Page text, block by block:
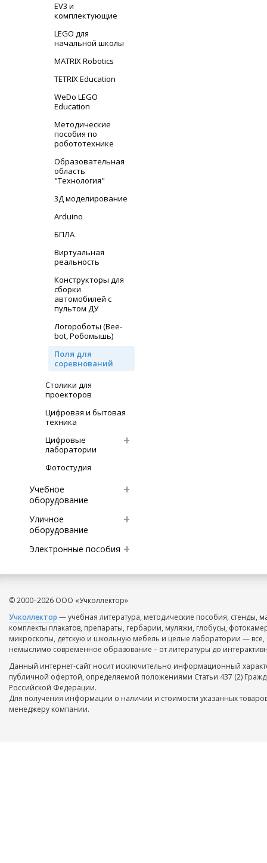
EV3 и
комплектующие
LEGO для
начальной школы
MATRIX Robotics
TETRIX Education
WeDo LEGO
Education
Методические
пособия по
робототехнике
Образовательная
область
"Технология"
3Д моделирование
Arduino
БПЛА
Виртуальная
реальность
Конструкторы для
сборки
автомобилей с
пультом ДУ
Логороботы (Bee-
bot, Робомышь)
Поля для
соревнований
Столики для
проекторов
Цифровая и бытовая
техника
Цифровые
лаборатории
Фотостудия
Учебное
оборудование
Уличное
оборудование
Электронные пособия
© 2000–2026 ООО «Учколлектор»
Учколлектор — учебная литература, методические пособия, стенды,
комплекты плакатов, препараты, гербарии, муляжи, глобусы,
микроскопы, детскую и школьную мебель и целые лаборатории — все,
немыслимо современное образование – от литературы до
Данный интернет-сайт носит исключительно информационный
публичной офертой, определяемой положениями Статьи 437 (2)
Российской Федерации.
Для получения информации о наличии и стоимости указанных
менеджеру компании.